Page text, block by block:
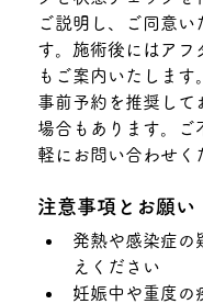
ご説明し、ご同意い
す。施術後にはアフ
もご案内いたします
事前予約を推奨して
場合もあります。ご
軽にお問い合わせく
注意事項とお願い
発熱や感染症の
えください
妊娠中や重度の